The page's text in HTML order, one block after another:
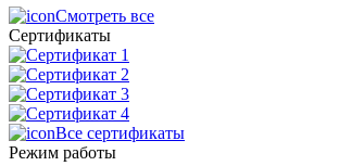
Смотреть все
Сертификаты
Все сертификаты
Режим работы